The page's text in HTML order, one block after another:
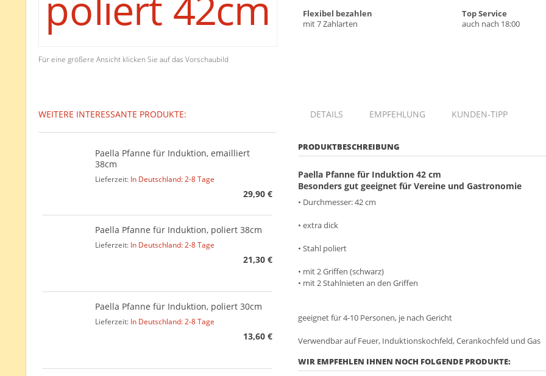
Für eine größere Ansicht klicken Sie auf das Vorschaubild
Flexibel bezahlen
mit 7 Zahlarten
Top Service
auch nach 18:00
DETAILS EMPFEHLUNG KUNDEN-TIPP
PRODUKTBESCHREIBUNG
Paella Pfanne für Induktion 42 cm
Besonders gut geeignet für Vereine und Gastronomie
• Durchmesser: 42 cm
• extra dick
• Stahl poliert
• mit 2 Griffen (schwarz)
• mit 2 Stahlnieten an den Griffen
geeignet für 4-10 Personen, je nach Gericht
Verwendbar auf Feuer, Induktionskochfeld, Cerankochfeld und Gas
WIR EMPFEHLEN IHNEN NOCH FOLGENDE PRODUKTE:
WEITERE INTERESSANTE PRODUKTE:
Paella Pfanne für Induktion, emailliert
38cm
Lieferzeit: In Deutschland: 2-8 Tage
29,90 €
Paella Pfanne für Induktion, poliert 38cm
Lieferzeit: In Deutschland: 2-8 Tage
21,30 €
Paella Pfanne für Induktion, poliert 30cm
Lieferzeit: In Deutschland: 2-8 Tage
13,60 €